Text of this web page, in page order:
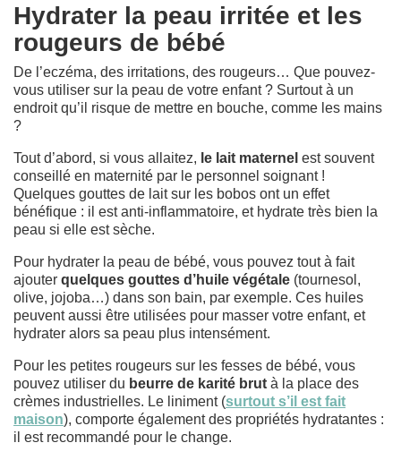
Hydrater la peau irritée et les
rougeurs de bébé
De l’eczéma, des irritations, des rougeurs… Que pouvez-
vous utiliser sur la peau de votre enfant ? Surtout à un
endroit qu’il risque de mettre en bouche, comme les mains
?
Tout d’abord, si vous allaitez, le lait maternel est souvent
conseillé en maternité par le personnel soignant !
Quelques gouttes de lait sur les bobos ont un effet
bénéfique : il est anti-inflammatoire, et hydrate très bien la
peau si elle est sèche.
Pour hydrater la peau de bébé, vous pouvez tout à fait
ajouter quelques gouttes d’huile végétale (tournesol,
olive, jojoba…) dans son bain, par exemple. Ces huiles
peuvent aussi être utilisées pour masser votre enfant, et
hydrater alors sa peau plus intensément.
Pour les petites rougeurs sur les fesses de bébé, vous
pouvez utiliser du beurre de karité brut à la place des
crèmes industrielles. Le liniment (surtout s’il est fait
maison), comporte également des propriétés hydratantes :
il est recommandé pour le change.